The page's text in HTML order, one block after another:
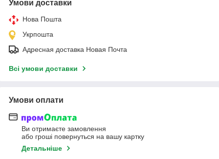
Умови доставки
Нова Пошта
Укрпошта
Адресная доставка Новая Почта
Всі умови доставки
Умови оплати
Ви отримаєте замовлення
або гроші повернуться на вашу картку
Детальніше